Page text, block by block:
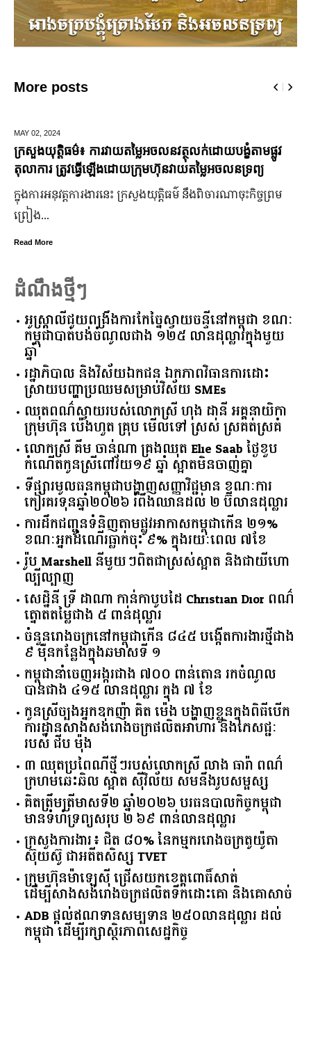
More posts
MAY 02, 2024
ក្រសួងយុត្តិធម៌៖ ការវាយតម្លៃអចលនវត្ថុលក់ដោយបង្ខំតាមផ្លូវ
តុលាការ ត្រូវធ្វើឡើងដោយក្រុមហ៊ុនវាយតម្លៃអចលនទ្រព្យ
ក្នុងការអនុវត្តការងារនេះ ក្រសួងយុត្តិធម៌ នឹងពិចារណាចុះកិច្ចព្រម
ព្រៀង...
Read More
ដំណឹងថ្មីៗ
អូស្ត្រាលី​ជួយ​ពង្រឹង​ការ​កែច្នៃ​ស្វាយចន្ទី​នៅ​កម្ពុជា​ ​ខណៈ​
កម្ពុជា​បាត់បង់​ចំណូល​ជាង​ ​១២៥​ ​លាន​ដុល្លារ​ក្នុង​មួយ​
ឆ្នាំ​
រដ្ឋាភិបាល​ ​និង​វិស័យ​ឯកជន ​ឯកភាព​វិធានការ​ដោះ
ស្រាយ​បញ្ហា​ប្រឈម​​សម្រាប់​វិស័យ​ ​SMEs​
ឈុតពណ៌ស្វាយរបស់លោកស្រី ហុង ដានី អគ្គ​នាយិកា​
ក្រុមហ៊ុន ប៉េងហួត គ្រុប មើលទៅ ស្រស់ ស្រគត់ស្រគំ
លោកស្រី គឹម ចាន់ណា គ្រងឈុត Elie Saab ថ្ងៃខួប
កំណើតកូនស្រីពៅវ័យ១៩ ឆ្នាំ ស្អាតមិនចាញ់គ្នា
ទីផ្សារ​មូលធន​កម្ពុជា​បង្ហាញ​សញ្ញា​វិជ្ជមាន​ ​ខណៈ​ការ​
កៀរគរ​ទុន​ឆ្នាំ​២០២៦​ ​រំពឹង​ឈានដល់​ ​២​ ​ប៊ីលាន​ដុល្លារ​
ការដឹកជញ្ជូនទំនិញតាមផ្លូវអាកាសកម្ពុជាកើន ២១%
ខណៈអ្នកដំណើរធ្លាក់ចុះ ៩% ក្នុងរយៈពេល ៧ខែ
រ៉ូប Marshell នីមួយៗពិតជាស្រស់ស្អាត និងជាយីហោ
ល្បីល្បាញ
សេដ្ឋិនី ទ្រី ដាណា កាន់កាបូបដៃ Christian Dior ពណ៌
ត្នោតតម្លៃជាង ៥ ពាន់ដុល្លារ
ចំនួន​រោងចក្រ​នៅ​កម្ពុជា​កើន​ ​៨៤៥​ ​បង្កើត​ការងារ​ថ្មី​ជាង​
​៩​ ​ម៉ឺន​កន្លែង​ក្នុង​ឆមាស​ទី ​១​
កម្ពុជានាំចេញអង្ករជាង ៧០០ ពាន់តោន រកចំណូល
បានជាង ៤១៥ លានដុល្លារ ក្នុង ៧ ខែ
កូនស្រីច្បងអ្នកឧកញ៉ា គិត ម៉េង បង្ហាញខ្លួនក្នុងពិធីបើក
ការដ្ឋានសាងសង់រោងចក្រផលិតអាហារ និងភេសជ្ជៈ
របស់ ជីប ម៉ុង
៣ ឈុតប្រពៃណីថ្មីៗរបស់លោកស្រី លាង ធារ៉ា ពណ៌
ក្រហមឆេះឆិល ស្អាត ​ស៊ីវិល័យ សមនឹងរូបសម្ផស្ស
គិត​ត្រឹមត្រីមាស​ទី​២​ ​ឆ្នាំ​២០២៦​ បរធន​បាលកិច្ច​កម្ពុជា​ ​
មាន​ទំហំ​ទ្រព្យ​សរុប​ ​២.៦៩​ ​ពាន់លាន​ដុល្លារ​
ក្រសួង​ការងារ​៖ ​ជិត​ ​៨០​% ​នៃ​កម្មករ​រោងចក្រ​តូយ៉ូតា ​
ស៊ុយ​ស៊ូ ​ជា​អតីត​សិស្ស​ ​TVET​
ក្រុមហ៊ុន​ម៉ាឡេស៊ី ជ្រើសយកខេត្ដពោធិ៍សាត់
ដើម្បីសាងសង់រោងចក្រផលិតទឹកដោះគោ និងគោសាច់
ADB ផ្តល់ឥណទានសម្បទាន ២៥០លានដុល្លារ ដល់
កម្ពុជា ដើម្បីរក្សាស្ថិរភាពសេដ្ឋកិច្ច